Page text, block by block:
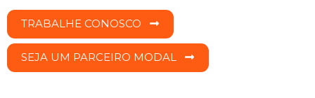
TRABALHE CONOSCO
SEJA UM PARCEIRO MODAL